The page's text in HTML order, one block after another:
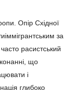
Опір Східної
за
расистський
що
і
глибоко